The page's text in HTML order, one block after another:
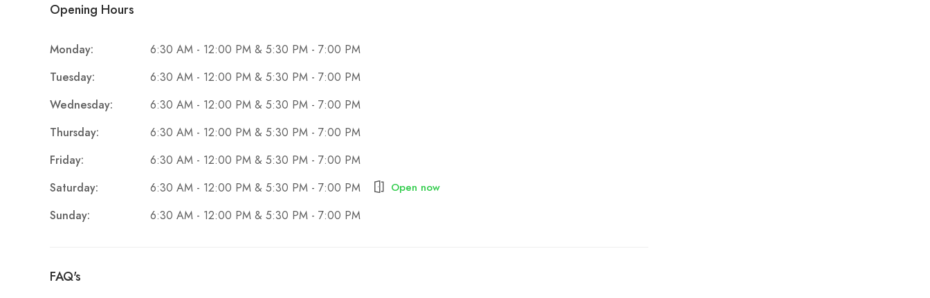
Opening Hours
Monday: 6:30 AM - 12:00 PM & 5:30 PM - 7:00 PM
Tuesday: 6:30 AM - 12:00 PM & 5:30 PM - 7:00 PM
Wednesday: 6:30 AM - 12:00 PM & 5:30 PM - 7:00 PM
Thursday: 6:30 AM - 12:00 PM & 5:30 PM - 7:00 PM
Friday: 6:30 AM - 12:00 PM & 5:30 PM - 7:00 PM
Saturday: 6:30 AM - 12:00 PM & 5:30 PM - 7:00 PM Open now
Sunday: 6:30 AM - 12:00 PM & 5:30 PM - 7:00 PM
FAQ's